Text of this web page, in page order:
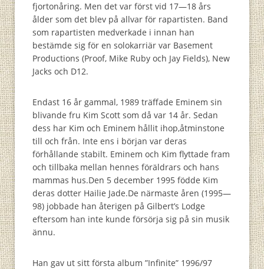
fjortonåring. Men det var först vid 17—18 års
ålder som det blev på allvar för rapartisten. Band
som rapartisten medverkade i innan han
bestämde sig för en solokarriär var Basement
Productions (Proof, Mike Ruby och Jay Fields), New
Jacks och D12.
Endast 16 år gammal, 1989 träffade Eminem sin
blivande fru Kim Scott som då var 14 år. Sedan
dess har Kim och Eminem hållit ihop,åtminstone
till och från. Inte ens i början var deras
förhållande stabilt. Eminem och Kim flyttade fram
och tillbaka mellan hennes föräldrars och hans
mammas hus.Den 5 december 1995 födde Kim
deras dotter Hailie Jade.De närmaste åren (1995—
98) jobbade han återigen på Gilbert’s Lodge
eftersom han inte kunde försörja sig på sin musik
ännu.
Han gav ut sitt första album ”Infinite” 1996/97